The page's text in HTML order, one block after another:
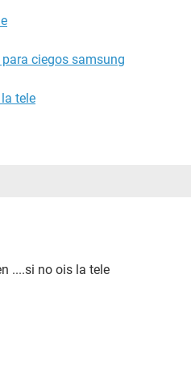
ciegos samsung
tele
....si no ois la tele